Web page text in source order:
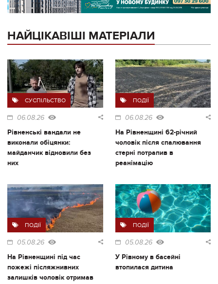
НАЙЦІКАВІШІ МАТЕРІАЛИ
СУСПІЛЬСТВО
06.08.26
Рівненські вандали не
виконали обіцянки:
майданчик відновили без
них
ПОДІЇ
06.08.26
На Рівненщині 62-річний
чоловік після спалювання
стерні потрапив в
реанімацію
ПОДІЇ
05.08.26
На Рівненщині під час
пожежі післяжнивних
залишків чоловік отримав
ПОДІЇ
05.08.26
У Рівному в басейні
втопилася дитина